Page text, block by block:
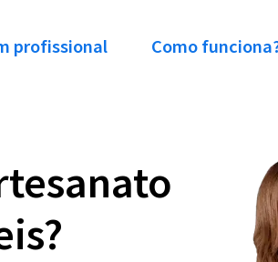
profissional Como